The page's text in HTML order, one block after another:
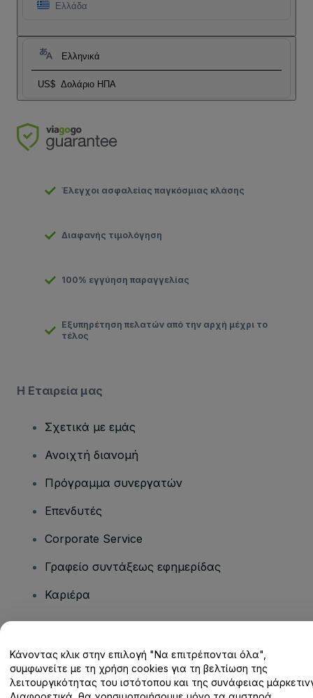
Ελλάδα
Ελληνικά
US$ Δολάριο ΗΠΑ
Έλεγχοι ασφαλείας παγκόσμιας κλάσης
Διαφανής τιμολόγηση
100% εγγύηση παραγγελίας
Εξυπηρέτηση πελατών από την αρχή μέχρι το
τέλος
Η Εταιρεία μας
Σχετικά με εμάς
Ανοιχτή διανομή
Πρόγραμμα συνεργατών
Επενδυτές
Corporate Service
Γραφείο συντάξεως εφημερίδας
Καριέρα
Κέντρο βοήθειας / Επικοινωνήστε μαζί μας
Κάνοντας κλικ στην επιλογή "Να επιτρέπονται όλα",
συμφωνείτε με τη χρήση cookies για τη βελτίωση της
λειτουργικότητας του ιστότοπου και της συνάφειας